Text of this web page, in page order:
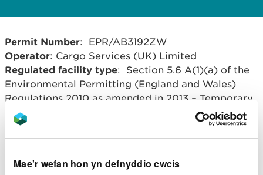
Mae'r wefan hon yn defnyddio cwcis
Permit Number: EPR/AB3192ZW
Operator: Cargo Services (UK) Limited
Regulated facility type: Section 5.6 A(1)(a) of the
Environmental Permitting (England and Wales)
Regulations 2010 as amended in 2013 – Temporary
storage of Hazardous waste with a total capacity
exceeding 50 tonnes.
Regulated facility location: Birdport, Corporation
Overview of process: temporary storage of